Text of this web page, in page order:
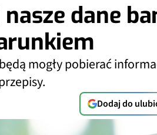
dane
mogły pobierać
Dodaj do